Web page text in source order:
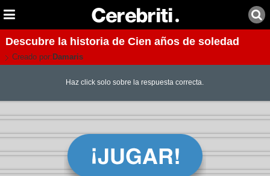
Descubre la historia de Cien años de soledad
Creado por: Damaris
Haz click solo sobre la respuesta correcta.